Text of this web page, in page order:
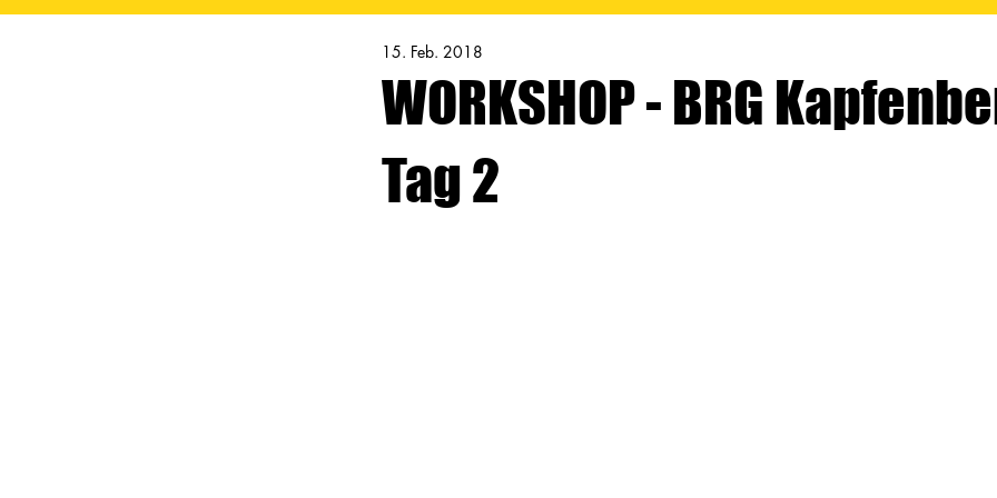
WORKSHOP - BRG
Tag 2
15. Feb. 2018